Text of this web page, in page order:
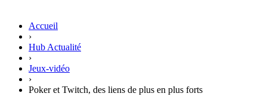
Accueil
›
Hub Actualité
›
Jeux-vidéo
›
Poker et Twitch, des liens de plus en plus forts